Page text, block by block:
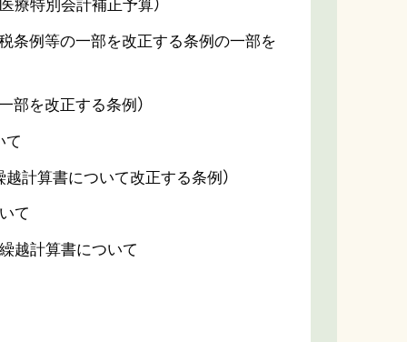
療特別会計補正予算）
条例等の一部を改正する条例の一部を
を改正する条例）
て
計算書について改正する条例）
て
越計算書について